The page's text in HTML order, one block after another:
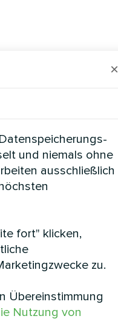
×
und niemals ohne
ausschließlich
fort" klicken,
zu.
Übereinstimmung
Nutzung von